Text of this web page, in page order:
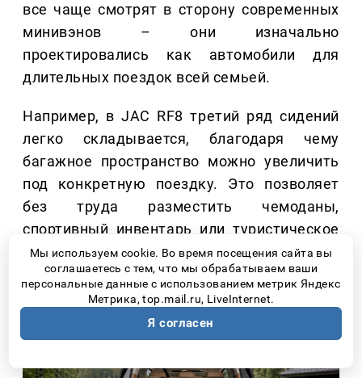
все чаще смотрят в сторону современных
минивэнов – они изначально
проектировались как автомобили для
длительных поездок всей семьей.
Например, в JAC RF8 третий ряд сидений
легко складывается, благодаря чему
багажное пространство можно увеличить
под конкретную поездку. Это позволяет
без труда разместить чемоданы,
спортивный инвентарь или туристическое
снаряжение.
Мы используем cookie. Во время посещения сайта вы
соглашаетесь с тем, что мы обрабатываем ваши
персональные данные с использованием метрик Яндекс
Метрика, top.mail.ru, LiveInternet.
Я согласен